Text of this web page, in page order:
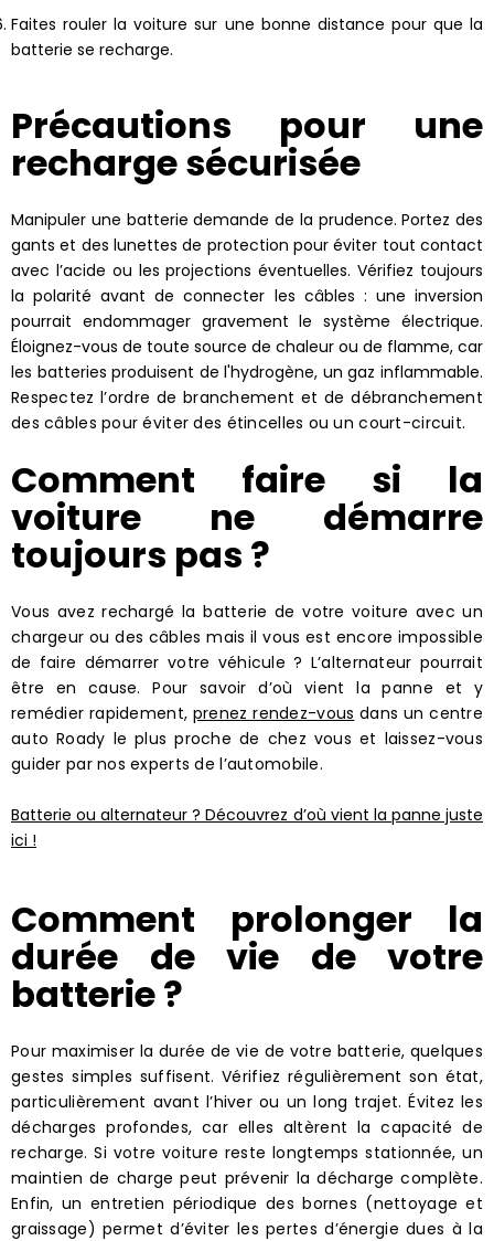
Faites rouler la voiture sur une bonne distance pour que la
batterie se recharge.
Précautions pour une
recharge sécurisée
Manipuler une batterie demande de la prudence. Portez des
gants et des lunettes de protection pour éviter tout contact
avec l’acide ou les projections éventuelles. Vérifiez toujours
la polarité avant de connecter les câbles : une inversion
pourrait endommager gravement le système électrique.
Éloignez-vous de toute source de chaleur ou de flamme, car
les batteries produisent de l'hydrogène, un gaz inflammable.
Respectez l’ordre de branchement et de débranchement
des câbles pour éviter des étincelles ou un court-circuit.
Comment faire si la
voiture ne démarre
toujours pas ?
Vous avez rechargé la batterie de votre voiture avec un
chargeur ou des câbles mais il vous est encore impossible
de faire démarrer votre véhicule ? L’alternateur pourrait
être en cause. Pour savoir d’où vient la panne et y
remédier rapidement, prenez rendez-vous dans un centre
auto Roady le plus proche de chez vous et laissez-vous
guider par nos experts de l’automobile.
Batterie ou alternateur ? Découvrez d’où vient la panne juste
ici !
Comment prolonger la
durée de vie de votre
batterie ?
Pour maximiser la durée de vie de votre batterie, quelques
gestes simples suffisent. Vérifiez régulièrement son état,
particulièrement avant l’hiver ou un long trajet. Évitez les
décharges profondes, car elles altèrent la capacité de
recharge. Si votre voiture reste longtemps stationnée, un
maintien de charge peut prévenir la décharge complète.
Enfin, un entretien périodique des bornes (nettoyage et
graissage) permet d’éviter les pertes d’énergie dues à la